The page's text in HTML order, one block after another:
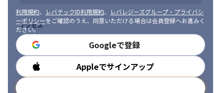
アできる方
・物事を俯瞰して見ることができる方
・改善が好きな方
・オープンマインドな方
利用規約、 レバテックID利用規約、
レバレジーズグループ・プライバシ
ーポリシーをご確認のうえ、同意いただける場合は会員登録へお進みく
ださい。
Googleで登録
Appleでサインアップ
アクセス
勤務時間